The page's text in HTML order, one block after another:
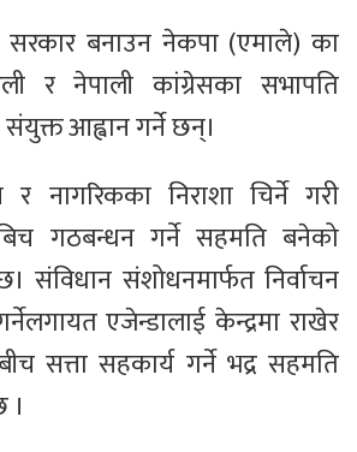
सरकार बनाउन नेकपा (एमाले) का
र नेपाली कांग्रेसका सभापति
आह्वान गर्ने छन्।
नागरिकका निराशा चिर्ने गरी
गठबन्धन गर्ने सहमति बनेको
संविधान संशोधनमार्फत निर्वाचन
एजेन्डालाई केन्द्रमा राखेर
सत्ता सहकार्य गर्ने भद्र सहमति